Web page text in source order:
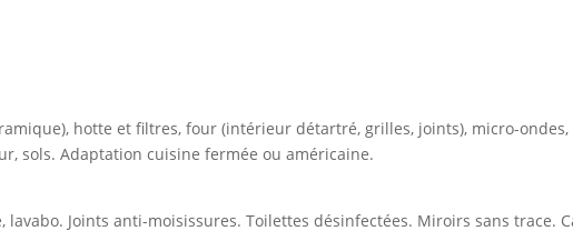
hotte et filtres, four (intérieur détartré, grilles, joints), micro-
sols. Adaptation cuisine fermée ou américaine.
Joints anti-moisissures. Toilettes désinfectées. Miroirs sans trace.